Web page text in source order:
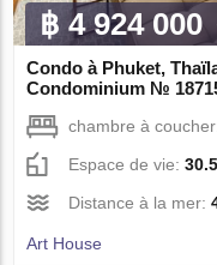
฿ 4 924 000
Condo à Phuket,
Condominium №
chambre à
Espace de vie:
Distance à la mer:
Art House